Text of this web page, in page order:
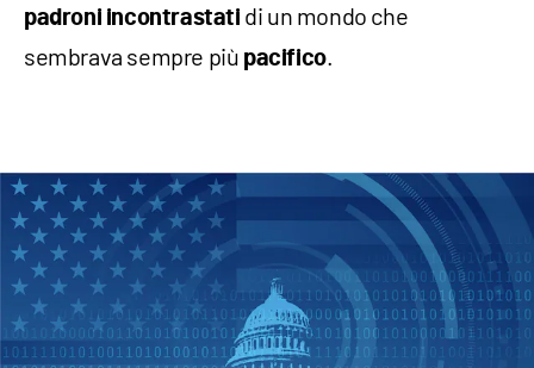
padroni incontrastati di un mondo che
sembrava sempre più pacifico.